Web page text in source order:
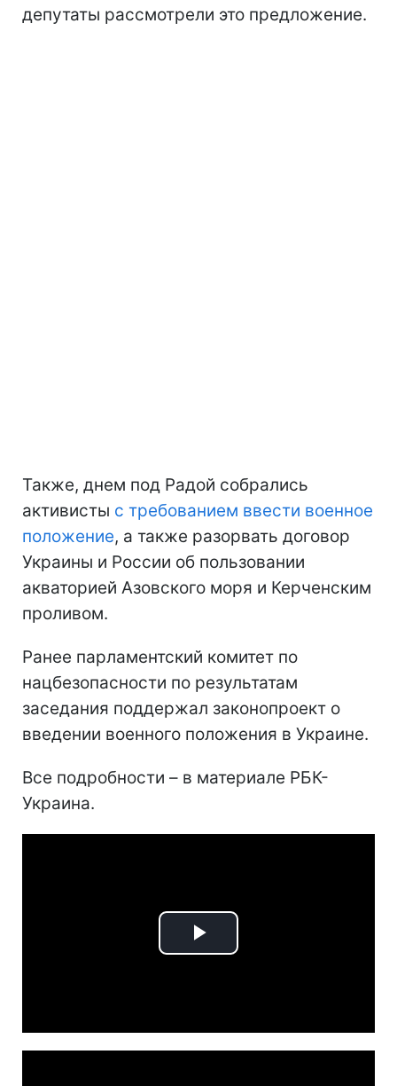
депутаты рассмотрели это предложение.
Также, днем под Радой собрались
активисты с требованием ввести военное
положение, а также разорвать договор
Украины и России об пользовании
акваторией Азовского моря и Керченским
проливом.
Ранее парламентский комитет по
нацбезопасности по результатам
заседания поддержал законопроект о
введении военного положения в Украине.
Все подробности – в материале РБК-
Украина.
Play